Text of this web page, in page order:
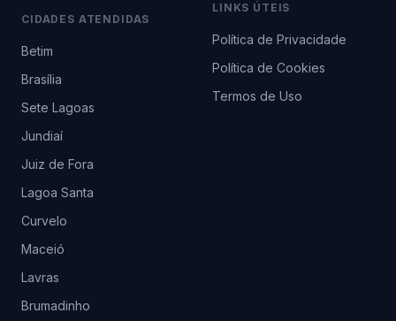
CIDADES ATENDIDAS
Betim
Brasília
Sete Lagoas
Jundiaí
Juiz de Fora
Lagoa Santa
Curvelo
Maceió
Lavras
Brumadinho
LINKS ÚTEIS
Política de Privacidade
Política de Cookies
Termos de Uso